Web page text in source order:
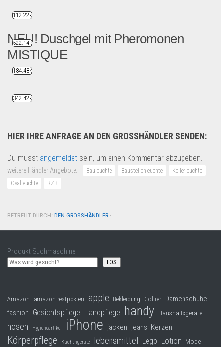
NEU! Duschgel mit Pheromonen
MISTIQUE
Diesen Artikel finden Sie ...
HIER IHRE ANFRAGE AN DEN GROSSHÄNDLER SENDEN:
Du musst angemeldet sein, um einen Kommentar abzugeben.
weitere Händler Angebote: Bauleuchte Baustellenleuchte
Kellerleuchte
Ovalleuchte
RZB
BETREUT DURCH: DEN GROSSHÄNDLER ·
Produkt Suchmaschine
LOS
Amazon amazon restposten apple Bekleidung Collier Damenschuhe
fashion Gesichtspflege Handpflege handy Haushaltsgeräte
hosen Hygieneartikel iPhone jacken jeans Kerzen
Körperpflege Küchengeräte lebensmittel Lego Lotion Mode
112.22k
522.14k
184.48k
342.42k